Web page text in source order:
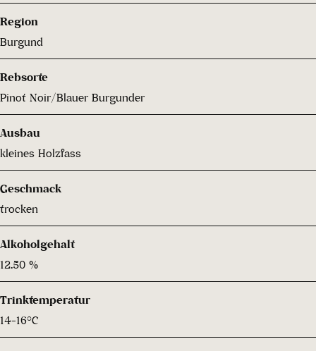
Region
Burgund
Rebsorte
Pinot Noir/Blauer Burgunder
Ausbau
kleines Holzfass
Geschmack
trocken
Alkoholgehalt
12.50 %
Trinktemperatur
14-16°C